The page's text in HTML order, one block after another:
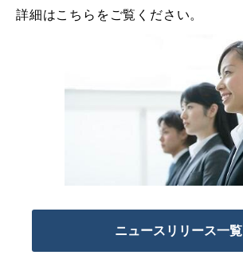
詳細はこちらをご覧ください。
ニュースリリース一覧